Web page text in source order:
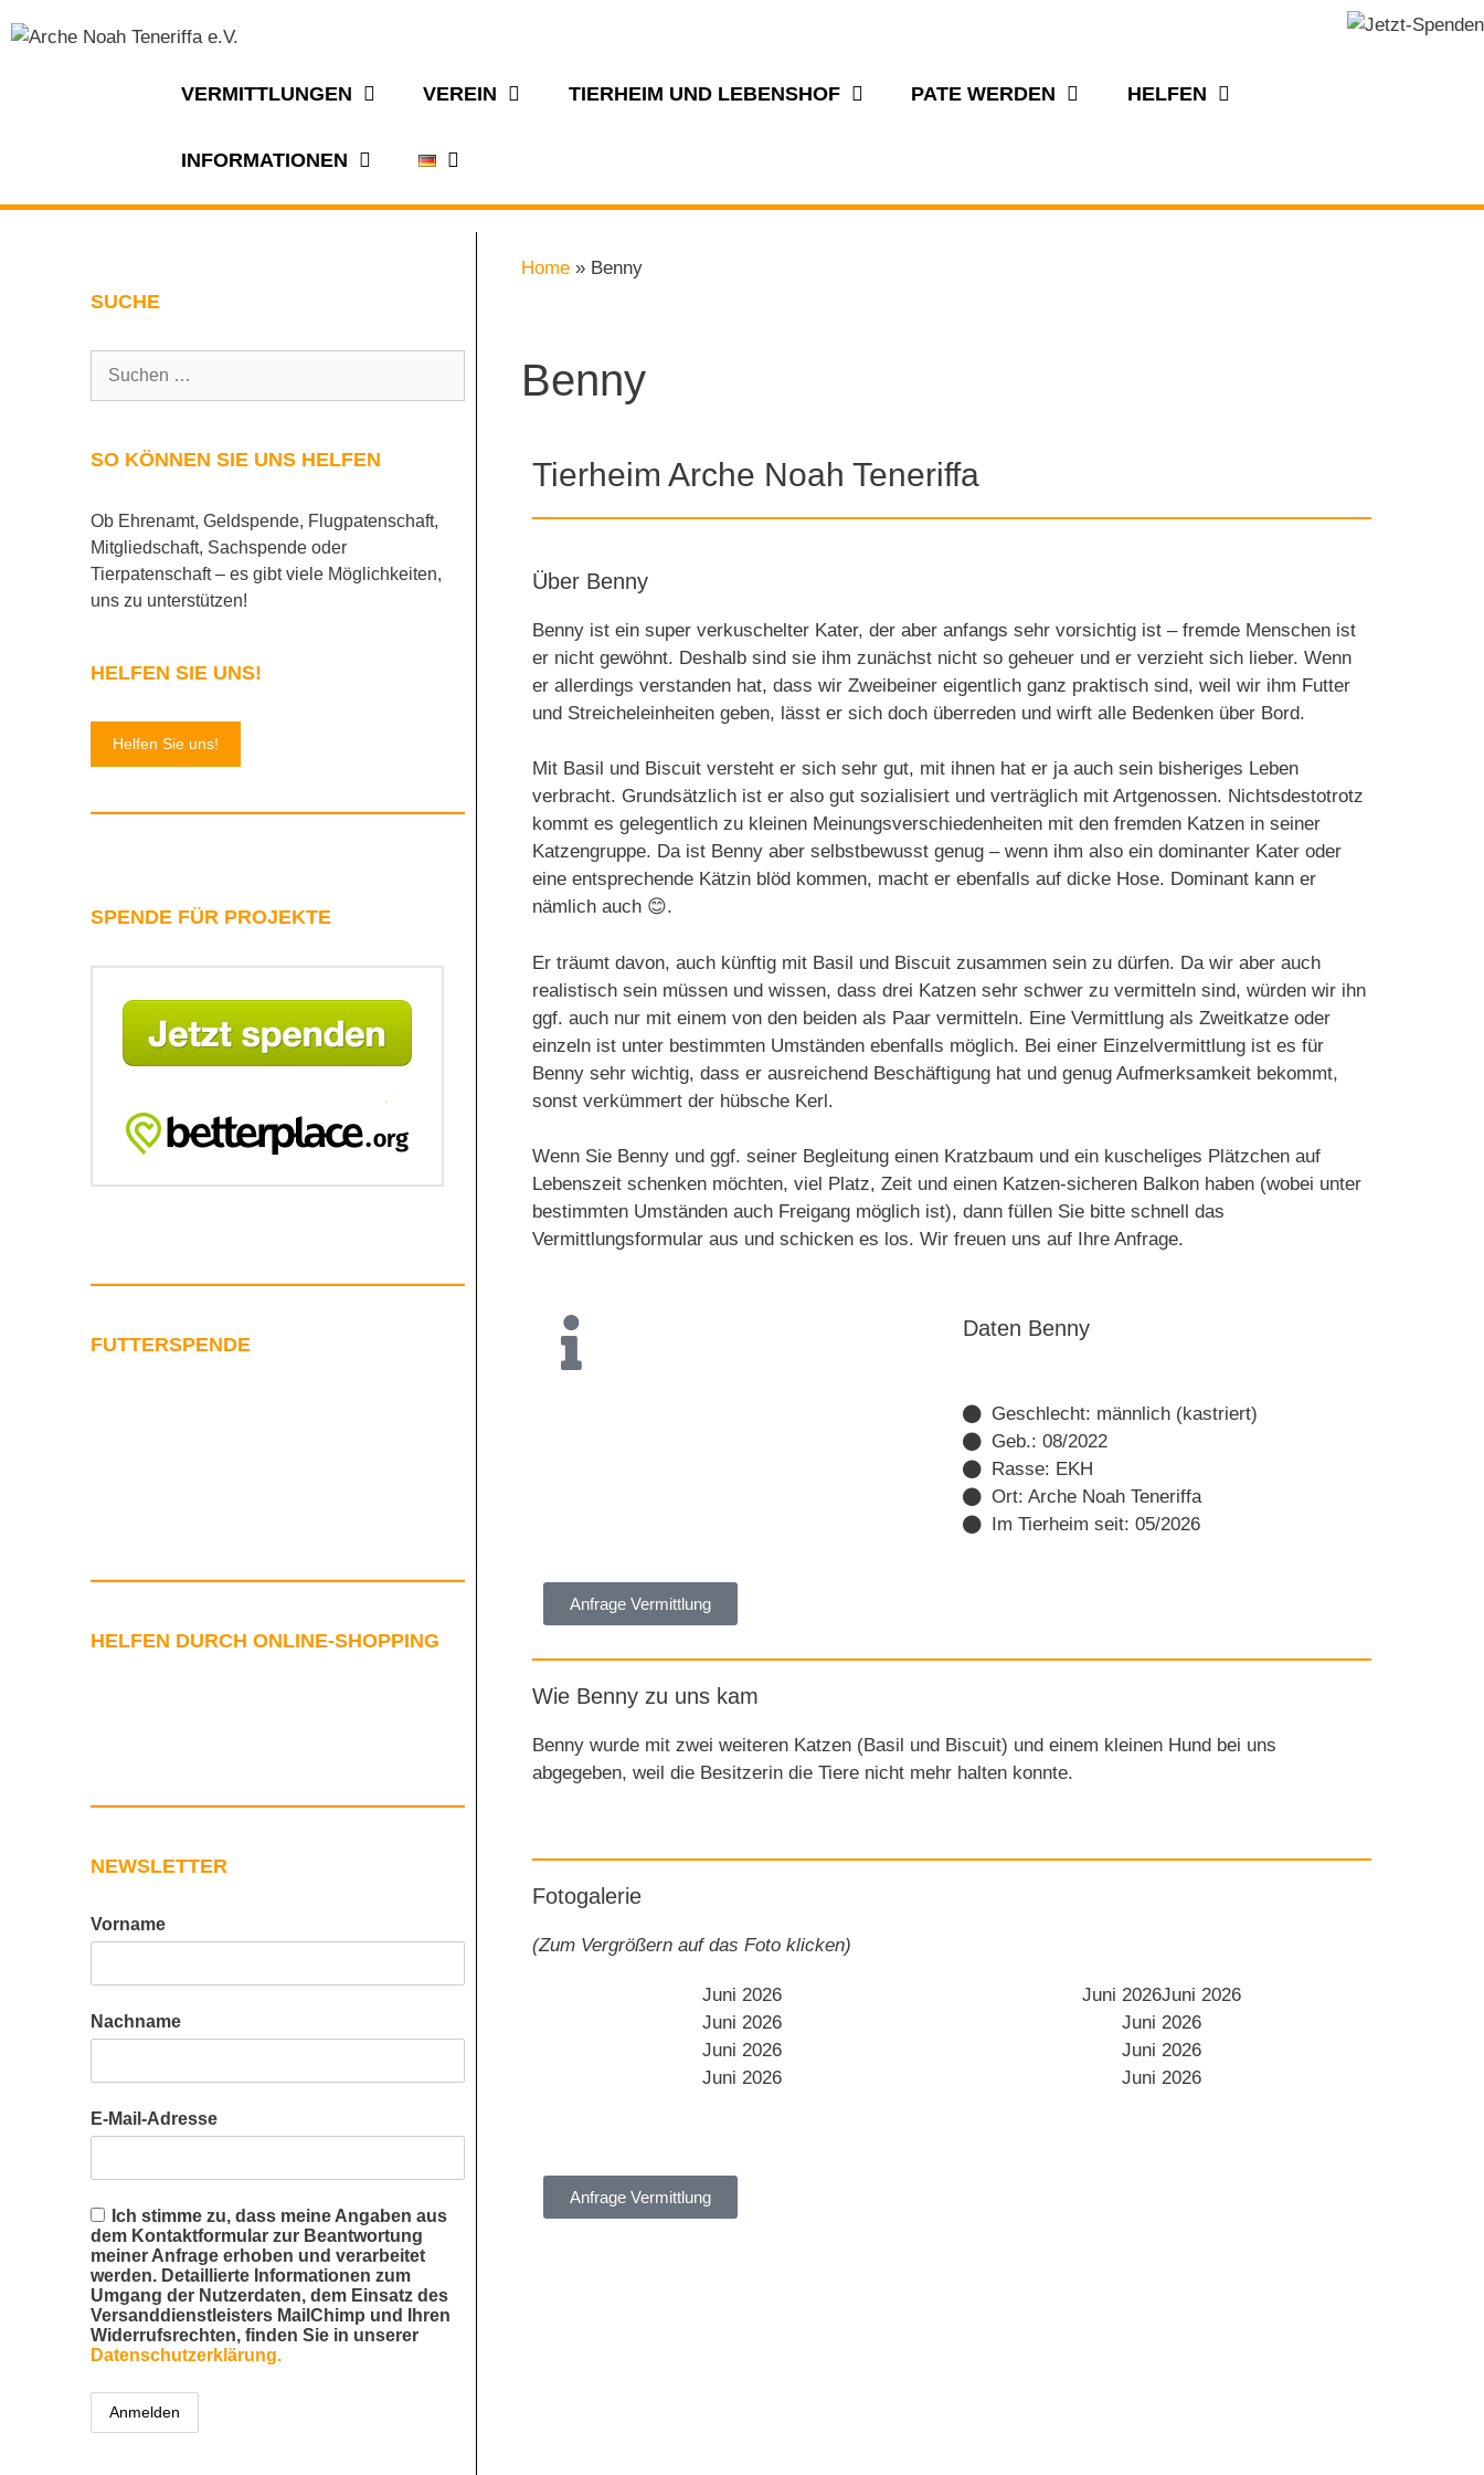
VERMITTLUNGEN VEREIN TIERHEIM UND LEBENSHOF PATE WERDEN HELFEN
INFORMATIONEN
Home » Benny
Benny
Tierheim Arche Noah Teneriffa
Über Benny
Benny ist ein super verkuschelter Kater, der aber anfangs sehr vorsichtig ist – fremde Menschen ist
er nicht gewöhnt. Deshalb sind sie ihm zunächst nicht so geheuer und er verzieht sich lieber. Wenn
er allerdings verstanden hat, dass wir Zweibeiner eigentlich ganz praktisch sind, weil wir ihm Futter
und Streicheleinheiten geben, lässt er sich doch überreden und wirft alle Bedenken über Bord.
Mit Basil und Biscuit versteht er sich sehr gut, mit ihnen hat er ja auch sein bisheriges Leben
verbracht. Grundsätzlich ist er also gut sozialisiert und verträglich mit Artgenossen. Nichtsdestotrotz
kommt es gelegentlich zu kleinen Meinungsverschiedenheiten mit den fremden Katzen in seiner
Katzengruppe. Da ist Benny aber selbstbewusst genug – wenn ihm also ein dominanter Kater oder
eine entsprechende Kätzin blöd kommen, macht er ebenfalls auf dicke Hose. Dominant kann er
nämlich auch 😊.
Er träumt davon, auch künftig mit Basil und Biscuit zusammen sein zu dürfen. Da wir aber auch
realistisch sein müssen und wissen, dass drei Katzen sehr schwer zu vermitteln sind, würden wir ihn
ggf. auch nur mit einem von den beiden als Paar vermitteln. Eine Vermittlung als Zweitkatze oder
einzeln ist unter bestimmten Umständen ebenfalls möglich. Bei einer Einzelvermittlung ist es für
Benny sehr wichtig, dass er ausreichend Beschäftigung hat und genug Aufmerksamkeit bekommt,
sonst verkümmert der hübsche Kerl.
Wenn Sie Benny und ggf. seiner Begleitung einen Kratzbaum und ein kuscheliges Plätzchen auf
Lebenszeit schenken möchten, viel Platz, Zeit und einen Katzen-sicheren Balkon haben (wobei unter
bestimmten Umständen auch Freigang möglich ist), dann füllen Sie bitte schnell das
Vermittlungsformular aus und schicken es los. Wir freuen uns auf Ihre Anfrage.
Daten Benny
Geschlecht: männlich (kastriert)
Geb.: 08/2022
Rasse: EKH
Ort: Arche Noah Teneriffa
Im Tierheim seit: 05/2026
Anfrage Vermittlung
Wie Benny zu uns kam
Benny wurde mit zwei weiteren Katzen (Basil und Biscuit) und einem kleinen Hund bei uns
abgegeben, weil die Besitzerin die Tiere nicht mehr halten konnte.
Fotogalerie
(Zum Vergrößern auf das Foto klicken)
Juni 2026
Juni 2026Juni 2026
Juni 2026
Juni 2026
Juni 2026
Juni 2026
Juni 2026
Juni 2026
Anfrage Vermittlung
SUCHE
SO KÖNNEN SIE UNS HELFEN
Ob Ehrenamt, Geldspende, Flugpatenschaft,
Mitgliedschaft, Sachspende oder
Tierpatenschaft – es gibt viele Möglichkeiten,
uns zu unterstützen!
HELFEN SIE UNS!
Helfen Sie uns!
SPENDE FÜR PROJEKTE
FUTTERSPENDE
HELFEN DURCH ONLINE-SHOPPING
NEWSLETTER
Vorname
Nachname
E-Mail-Adresse
Ich stimme zu, dass meine Angaben aus
dem Kontaktformular zur Beantwortung
meiner Anfrage erhoben und verarbeitet
werden. Detaillierte Informationen zum
Umgang der Nutzerdaten, dem Einsatz des
Versanddienstleisters MailChimp und Ihren
Widerrufsrechten, finden Sie in unserer
Datenschutzerklärung.